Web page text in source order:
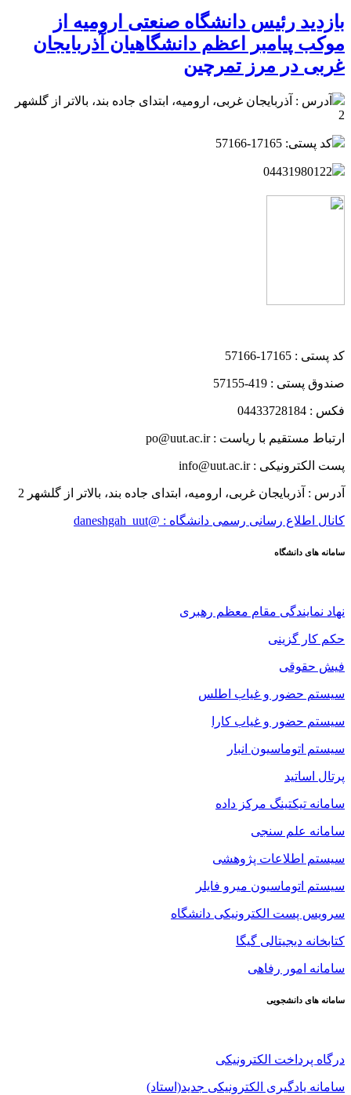
بازدید رئیس دانشگاه صنعتی ارومیه از
موکب پیامبر اعظم دانشگاهیان آذربایجان
غربی در مرز تمرچین
آدرس : آذربایجان غربی، ارومیه، ابتدای جاده بند، بالاتر از گلشهر
2
کد پستی: 17165-57166
04431980122
کد پستی : 17165-57166
صندوق پستی : 419-57155
فکس : 04433728184
ارتباط مستقیم با ریاست : po@uut.ac.ir
پست الکترونیکی : info@uut.ac.ir
آدرس : آذربایجان غربی، ارومیه، ابتدای جاده بند، بالاتر از گلشهر 2
کانال اطلاع رسانی رسمی دانشگاه : @daneshgah_uut
سامانه های دانشگاه
نهاد نمایندگی مقام معظم رهبری
حکم کار گزینی
فیش حقوقی
سیستم حضور و غیاب اطلس
سیستم حضور و غیاب کارا
سیستم اتوماسیون انبار
پرتال اساتید
سامانه تیکتینگ مرکز داده
سامانه علم سنجی
سیستم اطلاعات پژوهشی
سیستم اتوماسیون میرو فایلر
سرویس پست الکترونیکی دانشگاه
کتابخانه دیجیتالی گیگا
سامانه امور رفاهی
سامانه های دانشجویی
درگاه پرداخت الکترونیکی
سامانه یادگیری الکترونیکی جدید(استاد)